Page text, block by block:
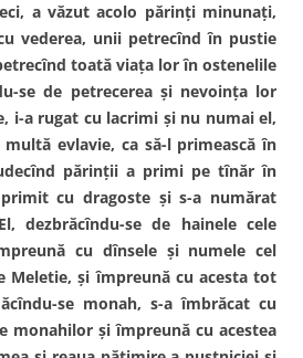
a văzut acolo părinţi minunaţi,
vederea, unii petrecînd în pustie
toată viaţa lor în ostenelile
se de petrecerea şi nevoinţa lor
i-a rugat cu lacrimi şi nu numai el,
multă evlavie, ca să-l primească în
părinţii a primi pe tînăr în
cu dragoste şi s-a numărat
dezbrăcîndu-se de hainele cele
cu dînsele şi numele cel
Meletie, şi împreună cu acesta tot
se monah, s-a îmbrăcat cu
monahilor şi împreună cu acestea